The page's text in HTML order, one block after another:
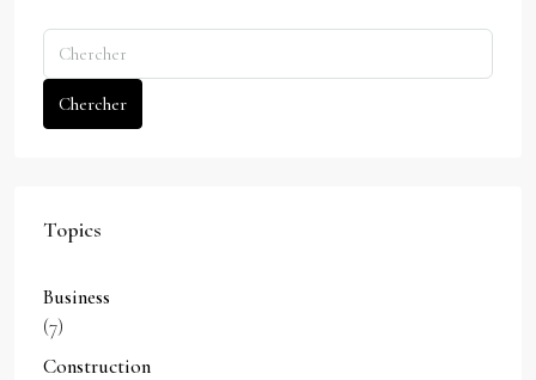
Chercher
Topics
Business
(7)
Construction